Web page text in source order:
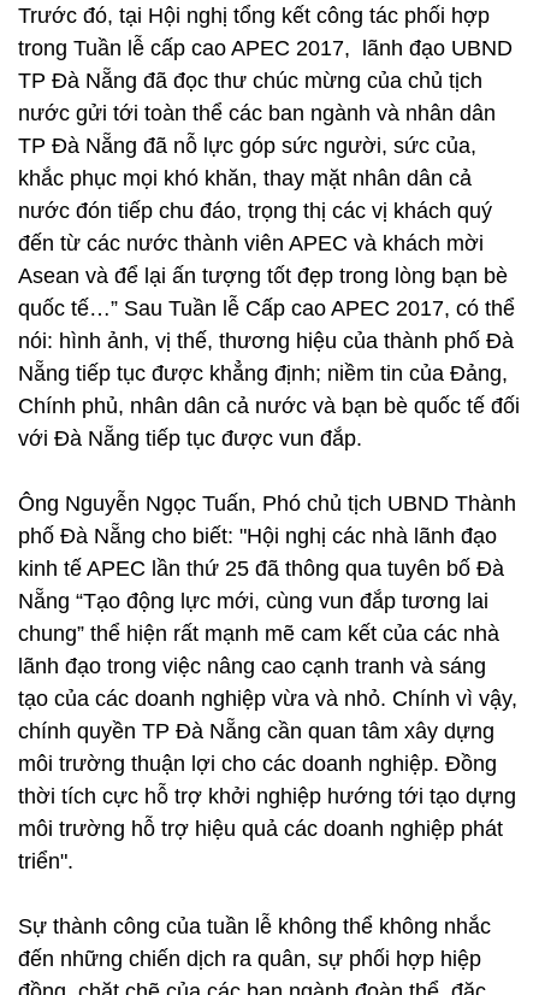
Trước đó, tại Hội nghị tổng kết công tác phối hợp
trong Tuần lễ cấp cao APEC 2017, lãnh đạo UBND
TP Đà Nẵng đã đọc thư chúc mừng của chủ tịch
nước gửi tới toàn thể các ban ngành và nhân dân
TP Đà Nẵng đã nỗ lực góp sức người, sức của,
khắc phục mọi khó khăn, thay mặt nhân dân cả
nước đón tiếp chu đáo, trọng thị các vị khách quý
đến từ các nước thành viên APEC và khách mời
Asean và để lại ấn tượng tốt đẹp trong lòng bạn bè
quốc tế…” Sau Tuần lễ Cấp cao APEC 2017, có thể
nói: hình ảnh, vị thế, thương hiệu của thành phố Đà
Nẵng tiếp tục được khẳng định; niềm tin của Đảng,
Chính phủ, nhân dân cả nước và bạn bè quốc tế đối
với Đà Nẵng tiếp tục được vun đắp.
Ông Nguyễn Ngọc Tuấn, Phó chủ tịch UBND Thành
phố Đà Nẵng cho biết: "Hội nghị các nhà lãnh đạo
kinh tế APEC lần thứ 25 đã thông qua tuyên bố Đà
Nẵng “Tạo động lực mới, cùng vun đắp tương lai
chung” thể hiện rất mạnh mẽ cam kết của các nhà
lãnh đạo trong việc nâng cao cạnh tranh và sáng
tạo của các doanh nghiệp vừa và nhỏ. Chính vì vậy,
chính quyền TP Đà Nẵng cần quan tâm xây dựng
môi trường thuận lợi cho các doanh nghiệp. Đồng
thời tích cực hỗ trợ khởi nghiệp hướng tới tạo dựng
môi trường hỗ trợ hiệu quả các doanh nghiệp phát
triển".
Sự thành công của tuần lễ không thể không nhắc
đến những chiến dịch ra quân, sự phối hợp hiệp